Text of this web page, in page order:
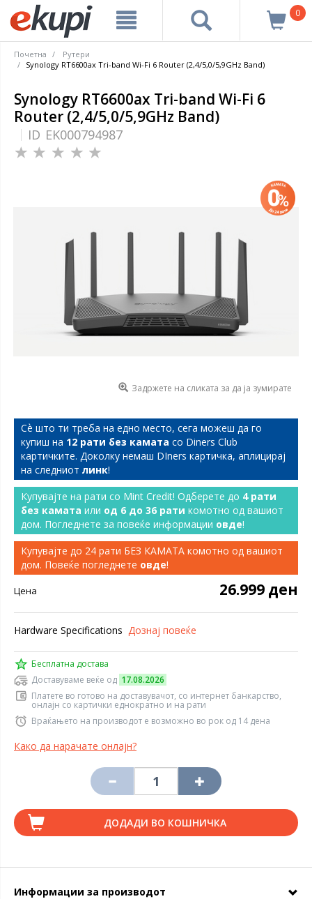
0
Почетна
Рутери
Synology RT6600ax Tri-band Wi-Fi 6 Router (2,4/5,0/5,9GHz Band)
Synology RT6600ax Tri-band Wi-Fi 6
Router (2,4/5,0/5,9GHz Band)
ID EK000794987
Задржете на сликата за да ја зумирате
Сѐ што ти треба на едно место, сега можеш да го
купиш на 12 рати без камата со Diners Club
картичките. Доколку немаш DIners картичка, аплицирај
на следниот линк!
Купувајте на рати со Mint Credit! Одберете до 4 рати
без камата или од 6 до 36 рати комотно од вашиот
дом. Погледнете за повеќе информации овде!
Купувајте до 24 рати БЕЗ КАМАТА комотно од вашиот
дом. Повеќе погледнете овде!
Цена 26.999 ден
Hardware Specifications Дознај повеќе
Бесплатна достава
Доставуваме веќе од 17.08.2026
Платете во готово на доставувачот, со интернет банкарство,
онлајн со картички еднократно и на рати
Враќањето на производот е возможно во рок од 14 дена
Како да нарачате онлајн?
ДОДАДИ ВО КОШНИЧКА
Информации за производот